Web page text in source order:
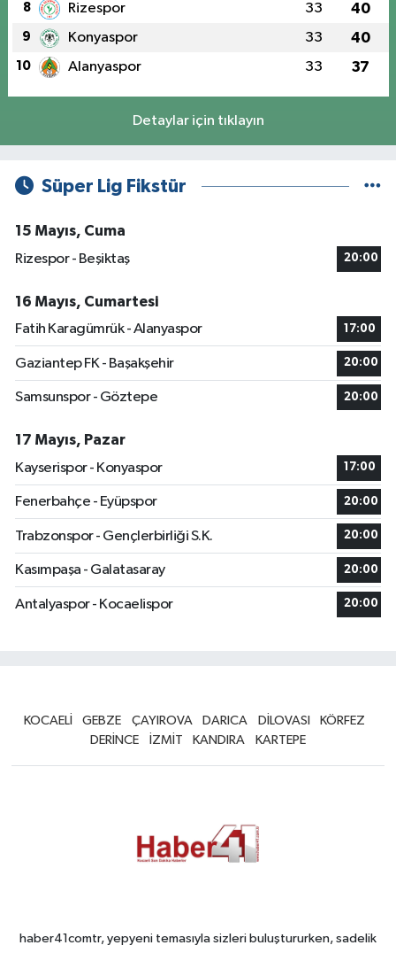
8 Rizespor 33 40
9 Konyaspor 33 40
10 Alanyaspor 33 37
Detaylar için tıklayın
Süper Lig Fikstür
15 Mayıs, Cuma
Rizespor - Beşiktaş
20:00
16 Mayıs, Cumartesi
Fatih Karagümrük - Alanyaspor
17:00
Gaziantep FK - Başakşehir 20:00
Samsunspor - Göztepe 20:00
17 Mayıs, Pazar
Kayserispor - Konyaspor
17:00
Fenerbahçe - Eyüpspor 20:00
Trabzonspor - Gençlerbirliği S.K. 20:00
Kasımpaşa - Galatasaray 20:00
Antalyaspor - Kocaelispor 20:00
KOCAELİ GEBZE ÇAYIROVA DARICA DİLOVASI
KÖRFEZ
DERİNCE
İZMİT KANDIRA KARTEPE
haber41comtr, yepyeni temasıyla sizleri buluştururken, sadelik